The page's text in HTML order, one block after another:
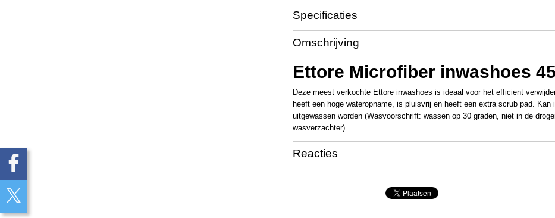
Specificaties
Productcode
Omschrijving
Ettore Microfiber inwashoes
Deze meest verkochte Ettore inwashoes is ideaal voor het efficient
heeft een hoge wateropname, is pluisvrij en heeft een extra scrub pad. Kan
uitgewassen worden (Wasvoorschrift: wassen op 30 graden, niet in de
wasverzachter).
Reacties